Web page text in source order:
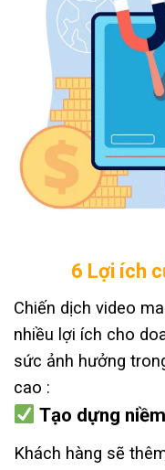
6 Lợi ích
Chiến dịch video
nhiều lợi ích cho
sức ảnh hưởng
cao :
Tạo dựng
Khách hàng sẽ